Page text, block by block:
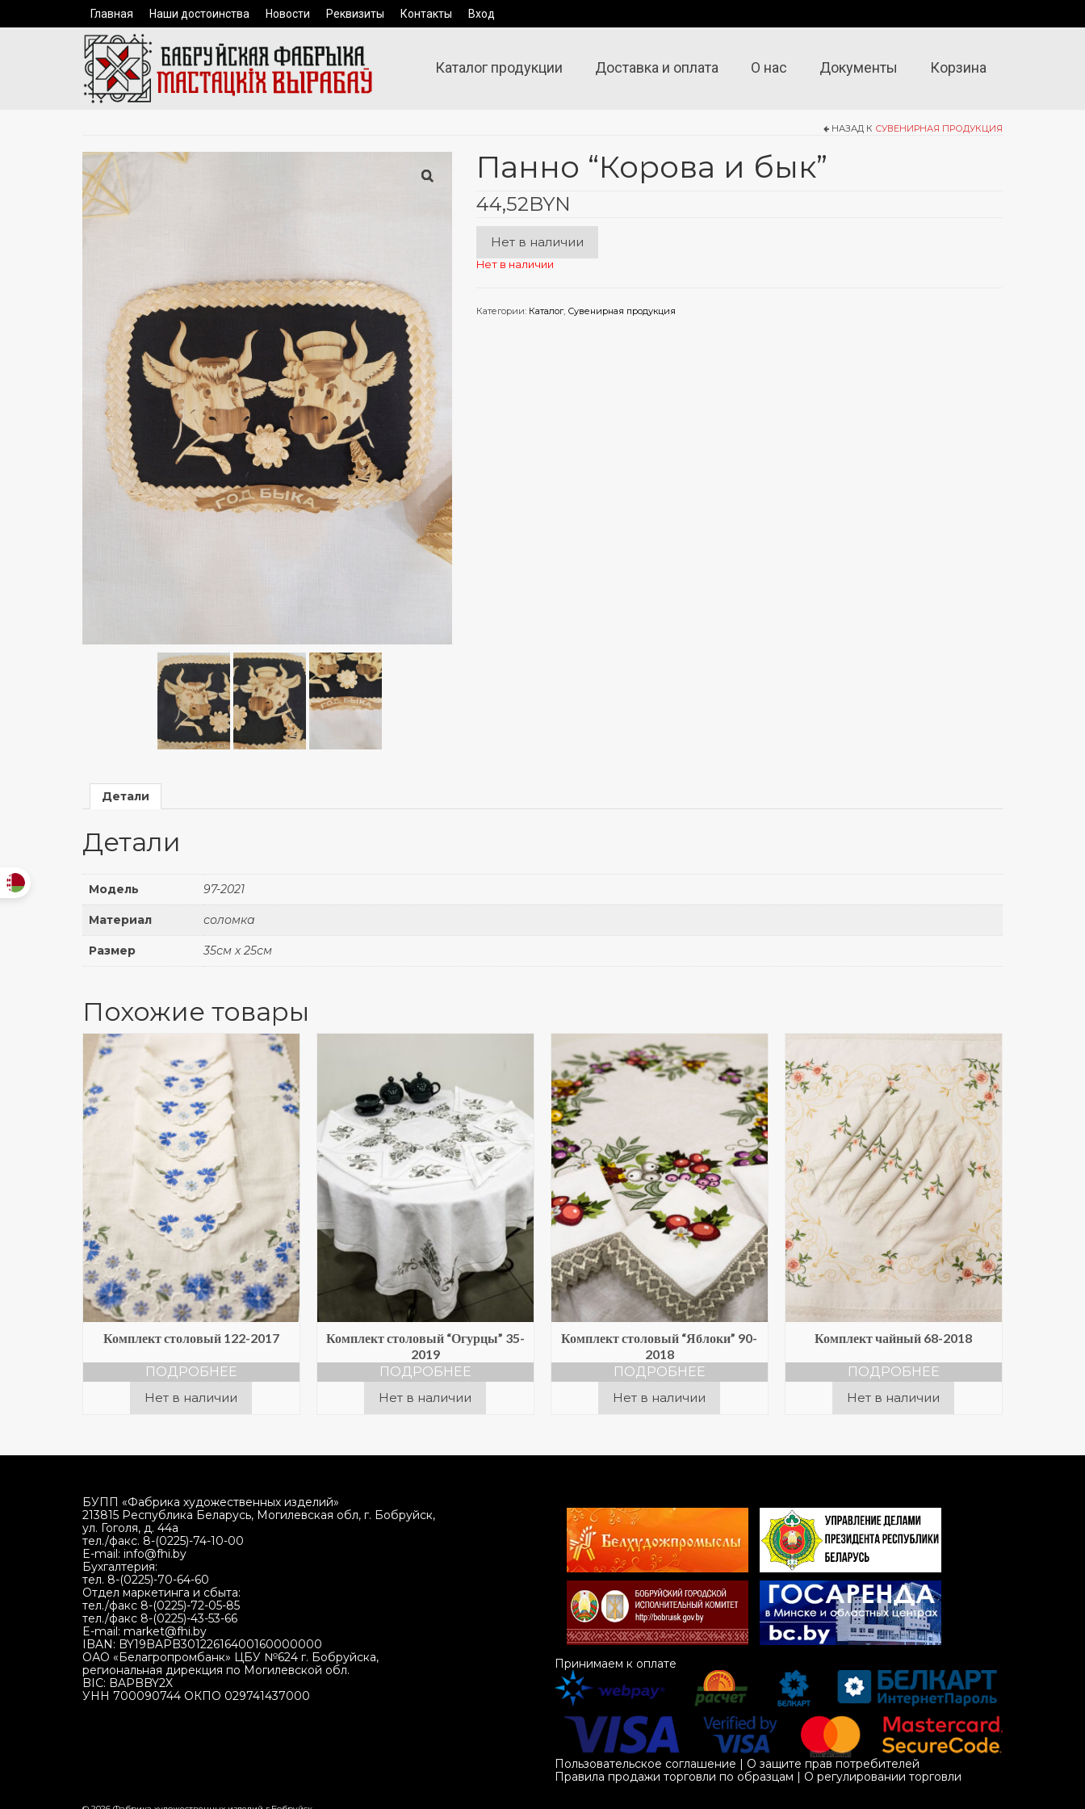
Главная Наши достоинства Новости Реквизиты Контакты Вход
Каталог продукции Доставка и оплата О нас Документы Корзина
НАЗАД К СУВЕНИРНАЯ ПРОДУКЦИЯ
Панно “Корова и бык”
44,52BYN
Нет в наличии
Нет в наличии
Категории: Каталог, Сувенирная продукция
Детали
Детали
Модель 97-2021
Материал соломка
Размер 35см х 25см
Похожие товары
Комплект столовый 122-2017
ПОДРОБНЕЕ
Нет в наличии
Комплект столовый “Огурцы” 35-
2019
ПОДРОБНЕЕ
Нет в наличии
Комплект столовый “Яблоки” 90-
2018
ПОДРОБНЕЕ
Нет в наличии
Комплект чайный 68-2018
ПОДРОБНЕЕ
Нет в наличии
БУПП «Фабрика художественных изделий»
213815 Республика Беларусь, Могилевская обл, г. Бобруйск,
ул. Гоголя, д. 44а
тел./факс. 8-(0225)-74-10-00
E-mail: info@fhi.by
Бухгалтерия:
тел. 8-(0225)-70-64-60
Отдел маркетинга и сбыта:
тел./факс 8-(0225)-72-05-85
тел./факс 8-(0225)-43-53-66
E-mail: market@fhi.by
IBAN: BY19BAPB30122616400160000000
ОАО «Белагропромбанк» ЦБУ №624 г. Бобруйска,
региональная дирекция по Могилевской обл.
BIC: BAPBBY2X
УНН 700090744 ОКПО 029741437000
Принимаем к оплате
Пользовательское соглашение | О защите прав потребителей
Правила продажи торговли по образцам | О регулировании торговли